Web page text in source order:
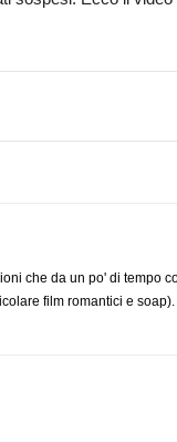
che da un po' di tempo
film romantici e